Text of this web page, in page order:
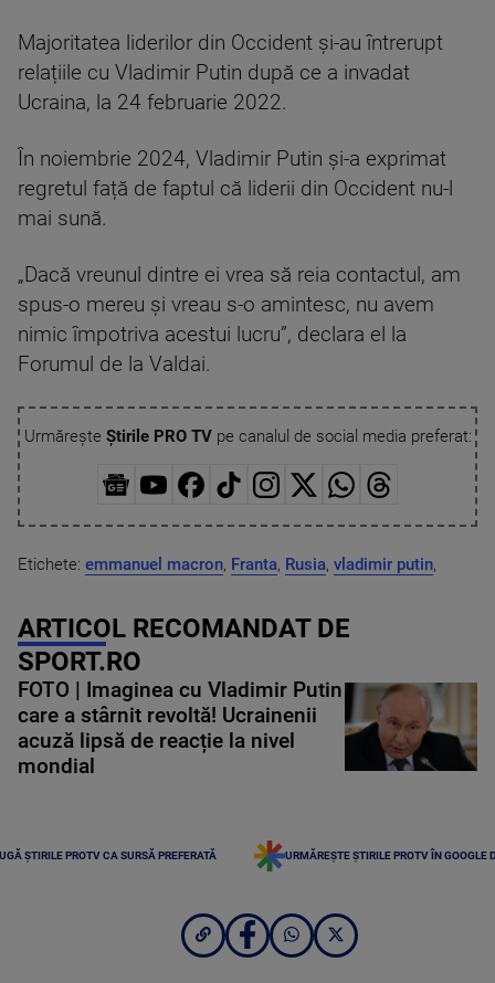
Majoritatea liderilor din Occident și-au întrerupt
relațiile cu Vladimir Putin după ce a invadat
Ucraina, la 24 februarie 2022.
În noiembrie 2024, Vladimir Putin și-a exprimat
regretul față de faptul că liderii din Occident nu-l
mai sună.
„Dacă vreunul dintre ei vrea să reia contactul, am
spus-o mereu și vreau s-o amintesc, nu avem
nimic împotriva acestui lucru”, declara el la
Forumul de la Valdai.
Urmărește Știrile PRO TVpe canalul de social media preferat:
Etichete: emmanuel macron, Franta, Rusia, vladimir putin,
ARTICOL RECOMANDAT DE
SPORT.RO
FOTO | Imaginea cu Vladimir Putin
care a stârnit revoltă! Ucrainenii
acuză lipsă de reacție la nivel
mondial
ȘTIRILE PROTV CA SURSĂ PREFERATĂ URMĂREȘTE ȘTIRILE PROTV ÎN GOOGLE